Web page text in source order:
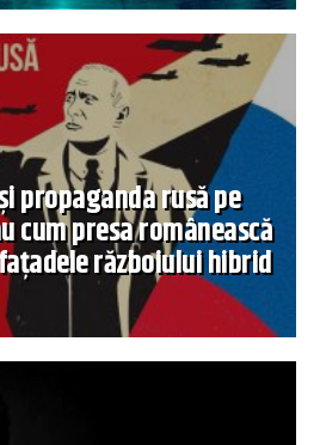
propaganda rusă pe
cum presa românească
războiului hibrid